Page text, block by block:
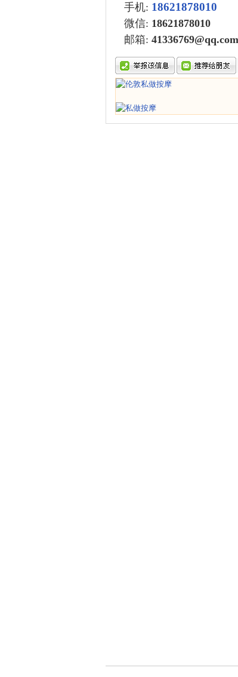
手机: 18621878010
微信: 18621878010
邮箱: 41336769@qq.com